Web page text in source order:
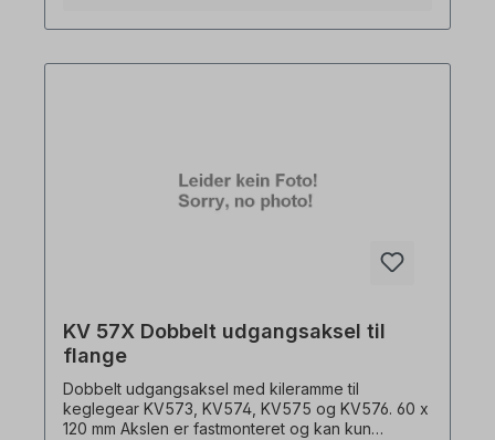
KV 57X Dobbelt udgangsaksel til
flange
Dobbelt udgangsaksel med kileramme til
keglegear KV573, KV574, KV575 og KV576. 60 x
120 mm Akslen er fastmonteret og kan kun